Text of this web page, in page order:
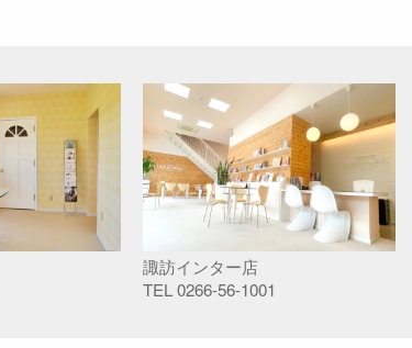
諏訪インター店
TEL0266-56-1001